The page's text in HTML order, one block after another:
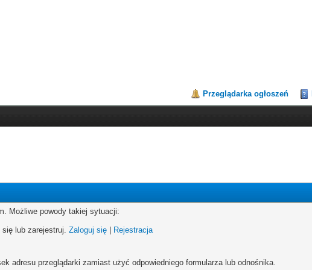
Przeglądarka ogłoszeń
Możliwe powody takiej sytuacji:
się lub zarejestruj.Zaloguj się
Rejestracja
adresu przeglądarki zamiast użyć odpowiedniego formularza lub odnośnika.